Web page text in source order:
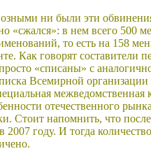
ни были эти
«сжался»: в нем всего 500
то есть на 158
Как говорят составители
«списаны» с
Всемирной организации
межведомственная
отечественного
Стоит напомнить, что
году. И тогда